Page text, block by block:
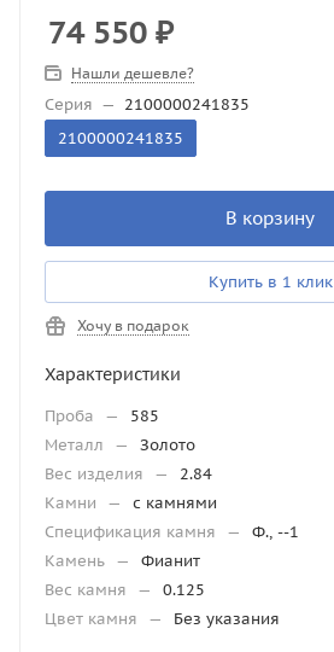
74 550 ₽
Нашли дешевле?
Серия — 2100000241835
2100000241835
В корзину
Купить в 1 клик
Хочу в подарок
Характеристики
Проба —
585
Металл
—
Золото
Вес изделия
—
2.84
Камни
—
с камнями
Спецификация камня
—
Ф., --1
Камень —
Фианит
Вес камня
—
0.125
Цвет камня
— Без указания